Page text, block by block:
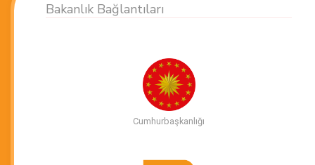
Bakanlık Bağlantıları
Cumhurbaşkanlığı